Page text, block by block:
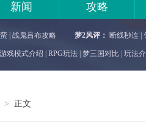
新闻 攻略
战鬼吕布攻略 梦2风评： 断线秒连
游戏模式介绍 RPG玩法 梦三国对比 玩法
> 正文